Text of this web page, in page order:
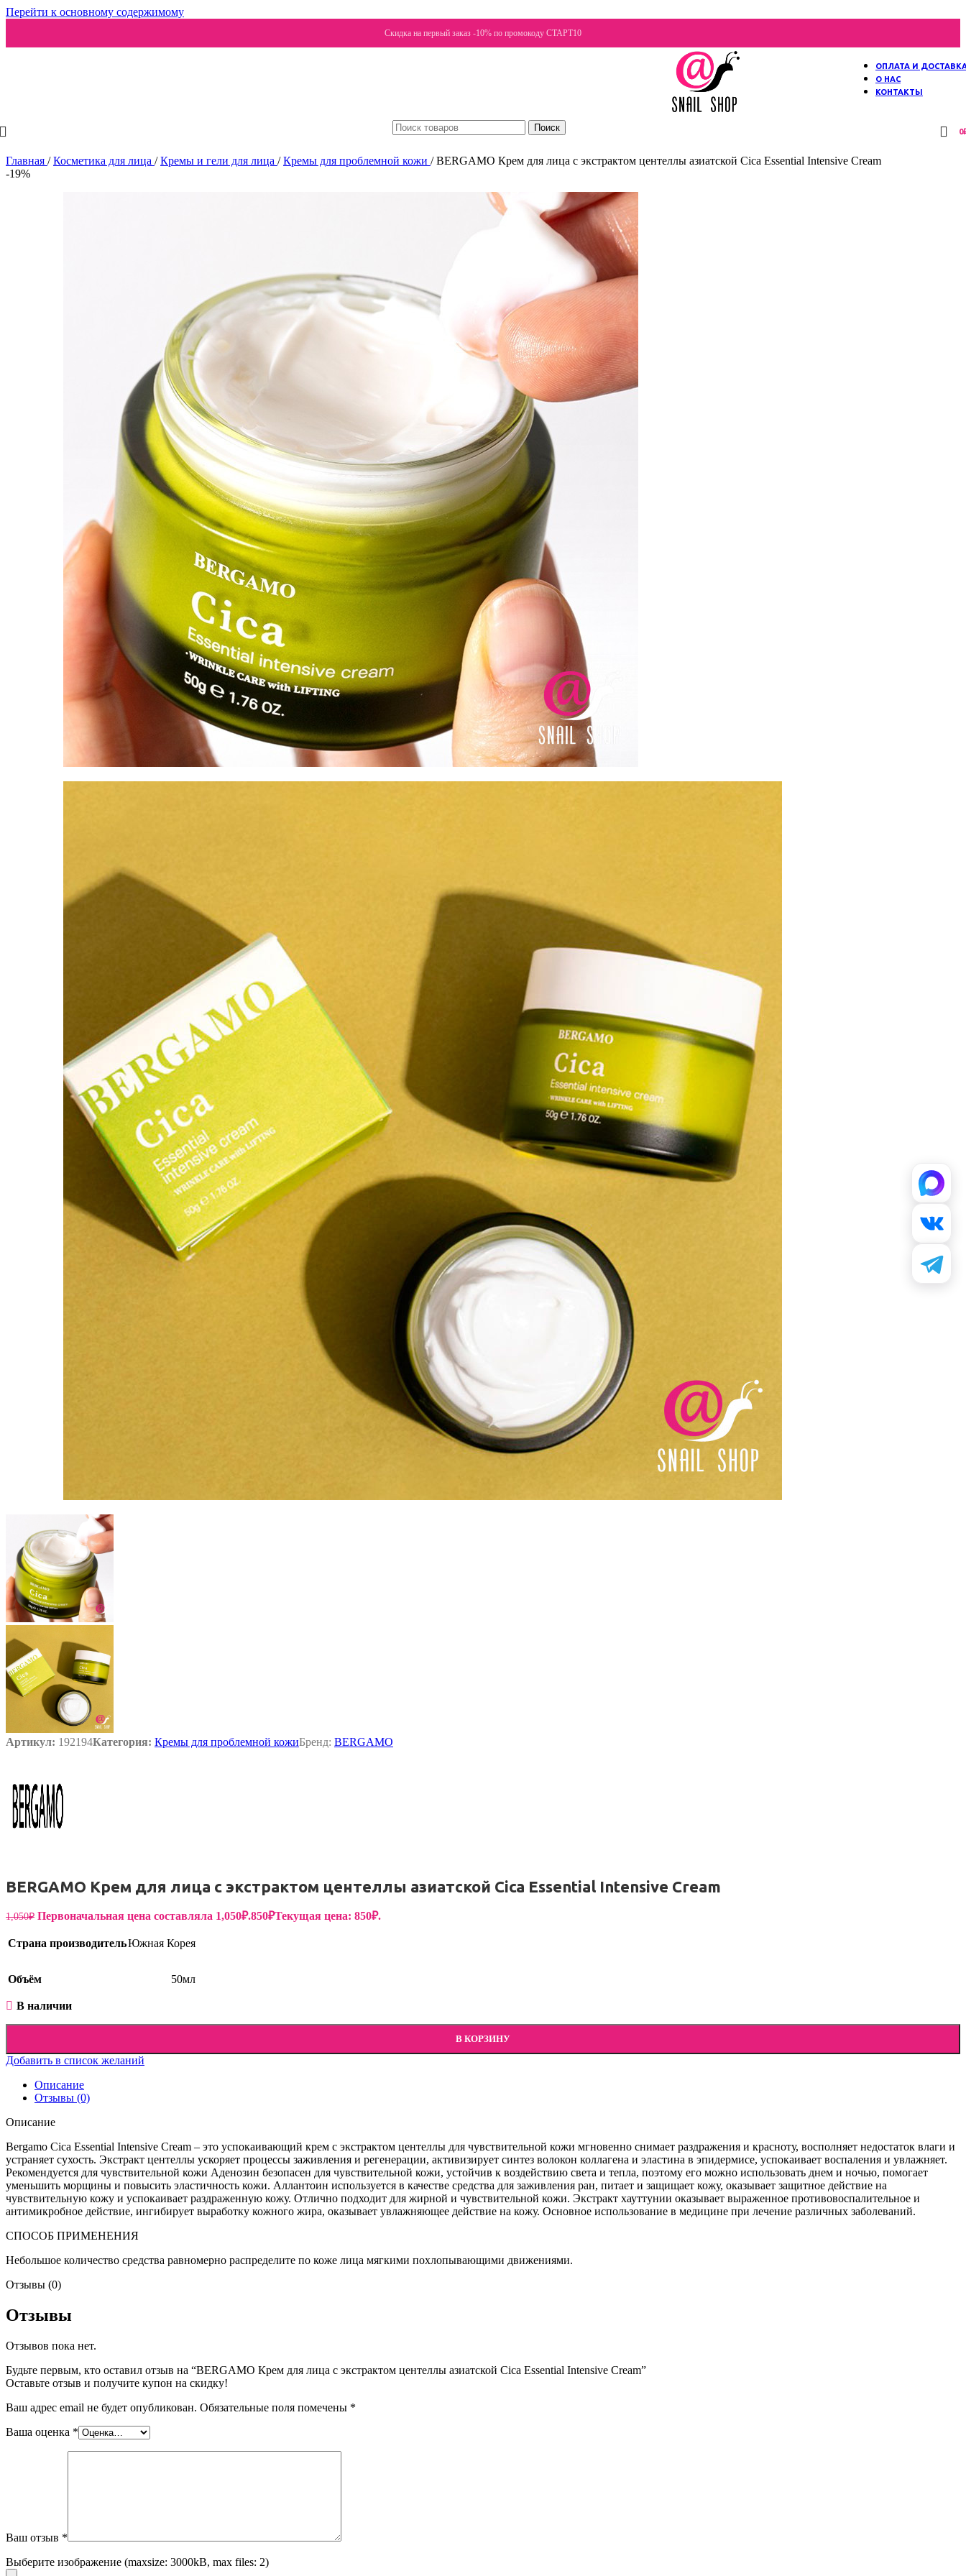
Перейти к основному содержимому
Скидка на первый заказ -10% по промокоду СТАРТ10
Пищевые добавки
ОПЛАТА И
О НАС
КОНТАКТЫ
Поиск 0
Главная / Косметика для лица / Кремы и гели для лица / Кремы для проблемной кожи / BERGAMO Крем для лица с экстрактом центеллы азиатской Cica Essential Intensive Cream
-19%
Артикул: 192194Категория: Кремы для проблемной кожиБренд: BERGAMO
BERGAMO Крем для лица с экстрактом центеллы азиатской Cica Essential Intensive Cream
1,050₽ Первоначальная цена составляла 1,050₽.850₽Текущая цена: 850₽.
Страна производительЮжная Корея
Объём 50мл
В наличии
В КОРЗИНУ
Добавить в список желаний
Описание
Отзывы (0)
Описание
Bergamo Cica Essential Intensive Cream – это успокаивающий крем с экстрактом центеллы для чувствительной кожи мгновенно снимает раздражения и красноту, восполняет недостаток влаги и
устраняет сухость. Экстракт центеллы ускоряет процессы заживления и регенерации, активизирует синтез волокон коллагена и эластина в эпидермисе, успокаивает воспаления и увлажняет.
Рекомендуется для чувствительной кожи Аденозин безопасен для чувствительной кожи, устойчив к воздействию света и тепла, поэтому его можно использовать днем и ночью, помогает
уменьшить морщины и повысить эластичность кожи. Аллантоин используется в качестве средства для заживления ран, питает и защищает кожу, оказывает защитное действие на
чувствительную кожу и успокаивает раздраженную кожу. Отлично подходит для жирной и чувствительной кожи. Экстракт хауттунии оказывает выраженное противовоспалительное и
антимикробное действие, ингибирует выработку кожного жира, оказывает увлажняющее действие на кожу. Основное использование в медицине при лечение различных заболеваний.
СПОСОБ ПРИМЕНЕНИЯ
Небольшое количество средства равномерно распределите по коже лица мягкими похлопывающими движениями.
Отзывы (0)
Отзывы
Отзывов пока нет.
Будьте первым, кто оставил отзыв на “BERGAMO Крем для лица с экстрактом центеллы азиатской Cica Essential Intensive Cream”
Оставьте отзыв и получите купон на скидку!
Ваш адрес email не будет опубликован. Обязательные поля помечены *
Ваша оценка *
Ваш отзыв *
Выберите изображение (maxsize: 3000kB, max files: 2)